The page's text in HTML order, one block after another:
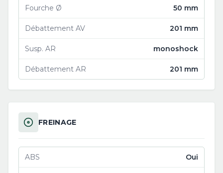
Fourche Ø 50 mm
Débattement AV 201 mm
Susp. AR monoshock
Débattement AR 201 mm
FREINAGE
ABS Oui